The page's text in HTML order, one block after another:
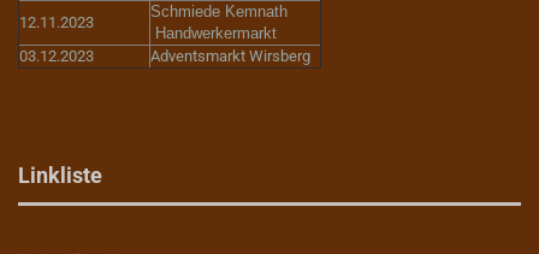
12.11.2023
Schmiede Kemnath
Handwerkermarkt
03.12.2023
Adventsmarkt Wirsberg
Linkliste